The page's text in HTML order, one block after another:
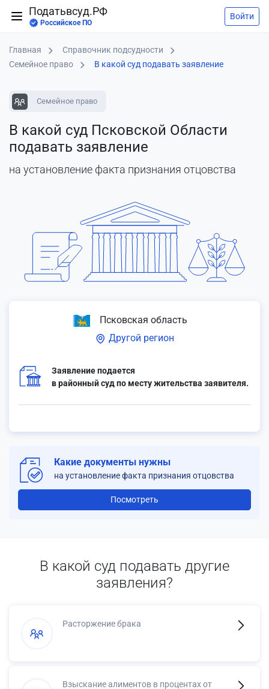
Податьвсуд.РФ
Российское ПО
Войти
Главная
Справочник подсудности
Семейное право
В какой суд подавать заявление
Семейное право
В какой суд Псковской Области
подавать заявление
на установление факта признания отцовства
Псковская область
Другой регион
Заявление подается
в районный суд по месту жительства заявителя.
Какие документы нужны
на установление факта признания отцовства
Посмотреть
В какой суд подавать другие
заявления?
Расторжение брака
Взыскание алиментов в процентах от